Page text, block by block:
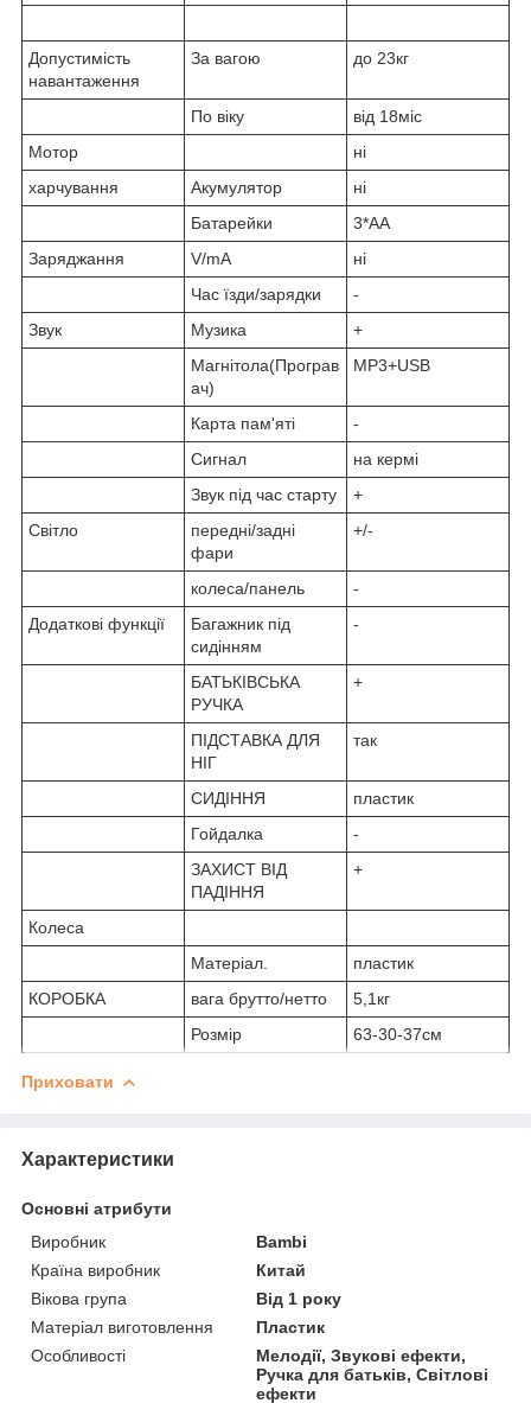
Допустимість
навантаження
За вагою до 23кг
По віку
від 18міс
Мотор
ні
харчування
Акумулятор
ні
Батарейки
3*АА
Заряджання
V/mA
ні
Час їзди/зарядки
-
Звук
Музика
+
Магнітола(Програв
ач)
MP3+USB
Карта пам'яті
-
Сигнал
на кермі
Звук під час старту
+
Світло
передні/задні
фари
+/-
колеса/панель
-
Додаткові функції
Багажник під
сидінням
-
БАТЬКІВСЬКА
РУЧКА
+
ПІДСТАВКА ДЛЯ
НІГ
так
СИДІННЯ
пластик
Гойдалка
-
ЗАХИСТ ВІД
ПАДІННЯ
+
Колеса
Матеріал.
пластик
КОРОБКА
вага брутто/нетто
5,1кг
Розмір
63-30-37см
Приховати
Характеристики
Основні атрибути
Виробник
Bambi
Країна виробник
Китай
Вікова група
Від 1 року
Матеріал виготовлення
Пластик
Особливості
Мелодії, Звукові ефекти,
Ручка для батьків, Світлові
ефекти